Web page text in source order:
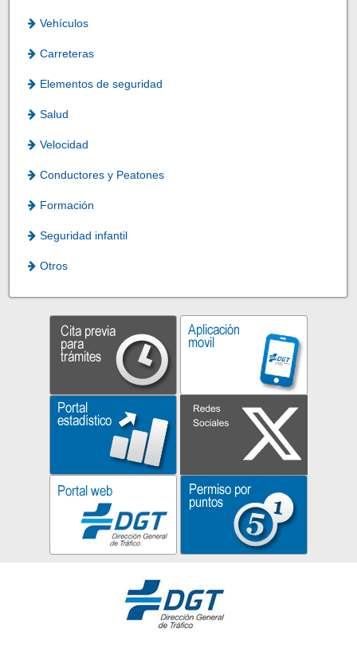
Vehículos
Carreteras
Elementos de seguridad
Salud
Velocidad
Conductores y Peatones
Formación
Seguridad infantil
Otros